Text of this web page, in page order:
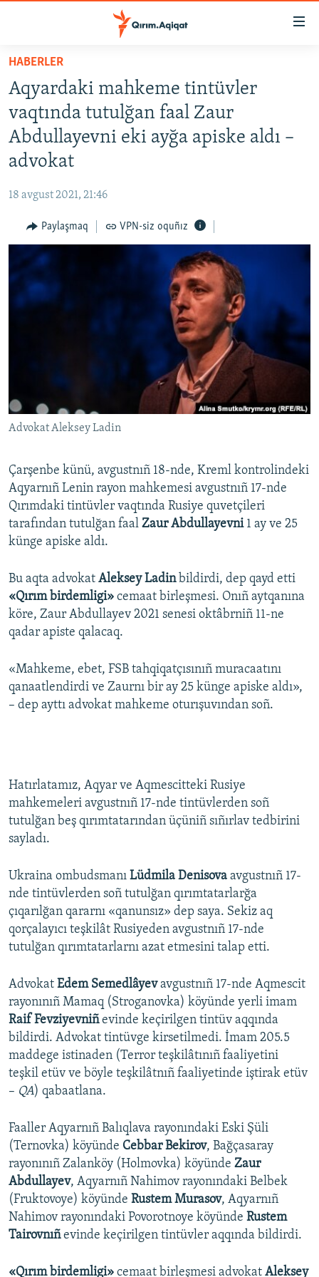
Esas
qaytmaq
Baş
navigatsiyağa
qaytmaq
Qıdıruvğa
HABERLER
SİYASET
İQTİSADİYAT
CEMİYET
İNSAN AQLARI
VİDEO
SÜRET
BLOGLAR
FİKİR
QOŞULIÑIZ!
RFE/RS bütün saytları
HABERLER
Aqyardaki mahkeme tintüvler
vaqtında tutulğan faal Zaur
Abdullayevni eki ayğa apiske aldı –
advokat
18 avgust 2021, 21:46
Paylaşmaq VPN-siz oquñız
Advokat Aleksey Ladin
Çarşenbe künü, avgustnıñ 18-nde, Kreml kontrolindeki
Aqyarnıñ Lenin rayon mahkemesi avgustnıñ 17-nde
Qırımdaki tintüvler vaqtında Rusiye quvetçileri
tarafından tutulğan faal Zaur Abdullayevni1 ay ve 25
künge apiske aldı.
Bu aqta advokat Aleksey Ladinbildirdi, dep qayd etti
«Qırım birdemligi» cemaat birleşmesi. Onıñ aytqanına
köre, Zaur Abdullayev 2021 senesi oktâbrniñ 11-ne
qadar apiste qalacaq.
«Mahkeme, ebet, FSB tahqiqatçısınıñ muracaatını
qanaatlendirdi ve Zaurnı bir ay 25 künge apiske aldı»,
– dep ayttı advokat mahkeme oturışuvından soñ.
Hatırlatamız, Aqyar ve Aqmescitteki Rusiye
mahkemeleri avgustnıñ 17-nde tintüvlerden soñ
tutulğan beş qırımtatarından üçüniñ sıñırlav tedbirini
sayladı.
Ukraina ombudsmanı Lüdmila Denisova avgustnıñ 17-
nde tintüvlerden soñ tutulğan qırımtatarlarğa
çıqarılğan qararnı «qanunsız» dep saya. Sekiz aq
qorçalayıcı teşkilât Rusiyeden avgustnıñ 17-nde
tutulğan qırımtatarlarnı azat etmesini talap etti.
Advokat Edem Semedlâyevavgustnıñ 17-nde Aqmescit
rayonınıñ Mamaq (Stroganovka) köyünde yerli imam
Raif Fevziyevniñevinde keçirilgen tintüv aqqında
bildirdi. Advokat tintüvge kirsetilmedi. İmam 205.5
maddege istinaden (Terror teşkilâtınıñ faaliyetini
teşkil etüv ve böyle teşkilâtnıñ faaliyetinde iştirak etüv
– QA) qabaatlana.
Faaller Aqyarnıñ Balıqlava rayonındaki Eski Şüli
(Ternovka) köyünde Cebbar Bekirov, Bağçasaray
rayonınıñ Zalanköy (Holmovka) köyünde Zaur
Abdullayev, Aqyarnıñ Nahimov rayonındaki Belbek
(Fruktovoye) köyünde Rustem Murasov, Aqyarnıñ
Nahimov rayonındaki Povorotnoye köyünde Rustem
Tairovnıñevinde keçirilgen tintüvler aqqında bildirdi.
«Qırım birdemligi» cemaat birleşmesi advokat Aleksey